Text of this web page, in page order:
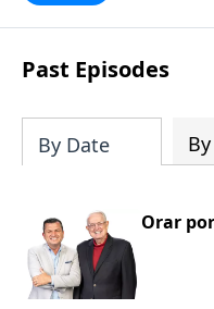
Past Episodes
By Date
Orar